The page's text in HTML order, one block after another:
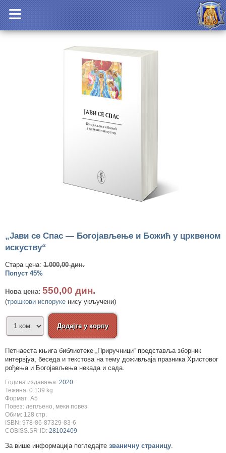
„Јави се Спас — Богојављење и Божић у црквеном
искуству“
Стара цена: 1.000,00 дин.
Попуст 45%
Нова цена: 550,00 дин.
(трошкови испоруке нису укључени)
Петнаеста књига библиотеке „Приручници“ представља зборник
интервјуа, беседа и текстова на тему доживљаја празника Христовог
рођења и Богојављења некада и сада.
Година издавања: 2020.
Тежина: 0.139 kg
Формат: A5
Повез: лепљено, меки повез
Обим: 128 стр.
ISBN: 978-86-87329-83-6
COBISS.SR-ID: 28102409
За више информација погледајте званичну страницу.